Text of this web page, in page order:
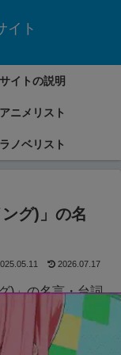
イト
サイトの説明
アニメリスト
ラノベリスト
グ)」の名
2026.07.17
)」の名言・台詞